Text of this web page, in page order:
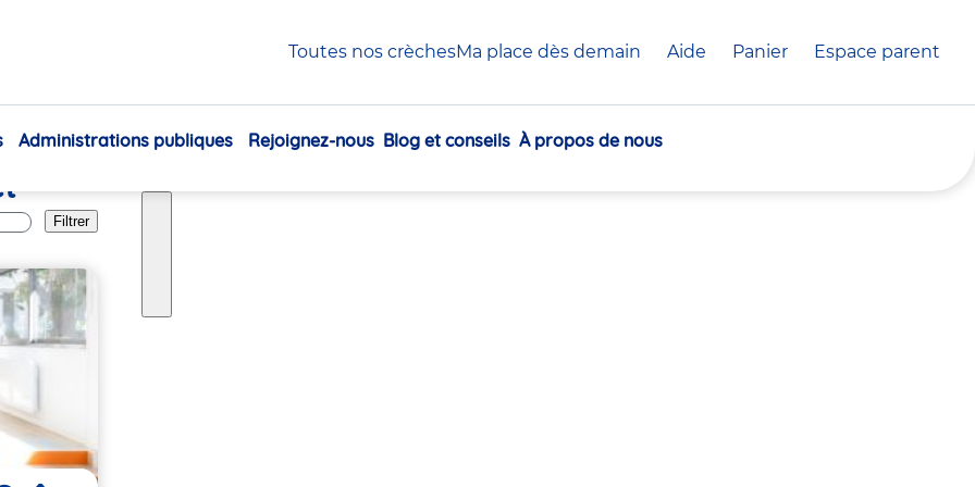
Toutes nos crèchesMa place dès demain Aide Panier crèche(s)
Espace parent
Navigation
Administrations publiques Rejoignez-nous Blog et conseils À propos de nous
Filtrer
30
30